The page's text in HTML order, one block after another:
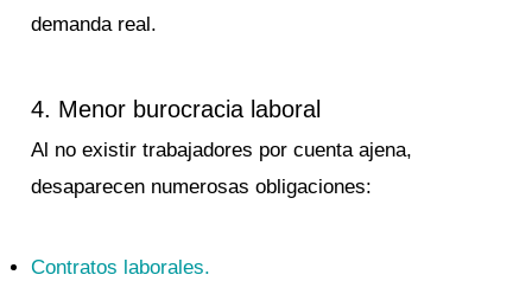
demanda real.
4. Menor burocracia laboral
Al no existir trabajadores por cuenta ajena,
desaparecen numerosas obligaciones:
Contratos laborales.